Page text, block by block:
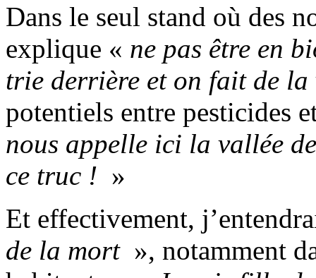
Dans le seul stand où des
explique « ne pas être en
trie derrière et on fait de
potentiels entre pesticides
nous appelle ici la vallée
ce truc ! »
Et effectivement,
de la mort », notamment